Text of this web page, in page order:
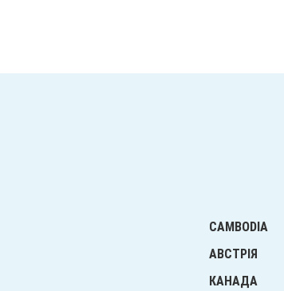
CAMBODIA
АВСТРІЯ
КАНАДА